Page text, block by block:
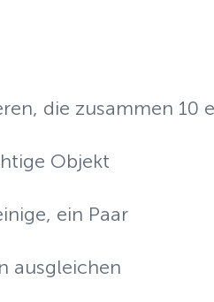
die zusammen 10
Objekt
ein Paar
ausgleichen